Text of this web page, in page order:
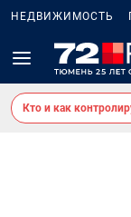
НЕДВИЖИМОСТЬ
Кто и как